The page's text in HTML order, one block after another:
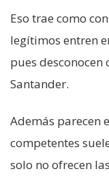
Eso trae como
legítimos entren
pues
Santander.
Además parecen
competentes
solo no ofrecen